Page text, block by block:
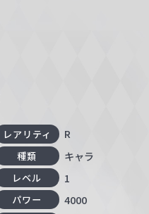
レアリティ R
種類 キャラ
レベル 1
パワー 4000